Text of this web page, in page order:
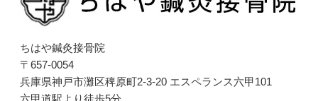
ちはや鍼灸接骨院
〒657-0054
兵庫県神戸市灘区稗原町2-3-20 エスペランス六甲101
六甲道駅より徒歩5分